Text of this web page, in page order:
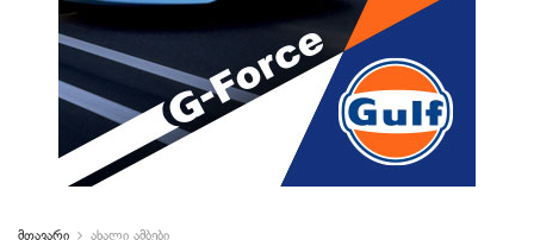
მთავარი ახალი ამბები